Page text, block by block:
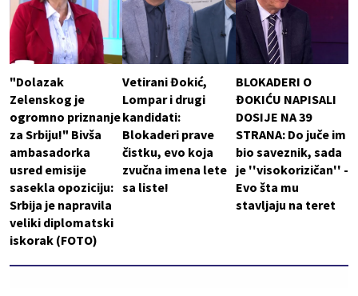
"Dolazak
Zelenskog je
ogromno priznanje
za Srbiju!" Bivša
ambasadorka
usred emisije
sasekla opoziciju:
Srbija je napravila
veliki diplomatski
iskorak (FOTO)
Vetirani Đokić,
Lompar i drugi
kandidati:
Blokaderi prave
čistku, evo koja
zvučna imena lete
sa liste!
BLOKADERI O
ĐOKIĆU NAPISALI
DOSIJE NA 39
STRANA: Do juče im
bio saveznik, sada
je ''visokorizičan'' -
Evo šta mu
stavljaju na teret